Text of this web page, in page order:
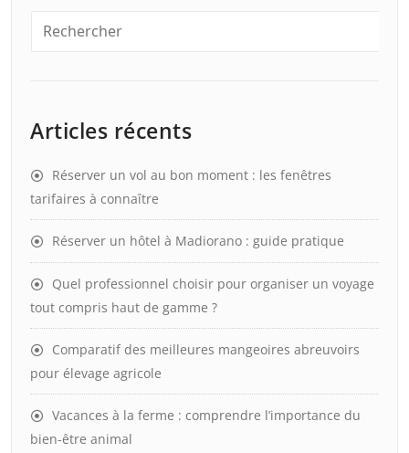
Articles récents
Réserver un vol au bon moment : les fenêtres
tarifaires à connaître
Réserver un hôtel à Madiorano : guide pratique
Quel professionnel choisir pour organiser un voyage
tout compris haut de gamme ?
Comparatif des meilleures mangeoires abreuvoirs
pour élevage agricole
Vacances à la ferme : comprendre l’importance du
bien-être animal